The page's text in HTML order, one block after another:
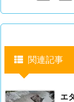
関連記事
エ